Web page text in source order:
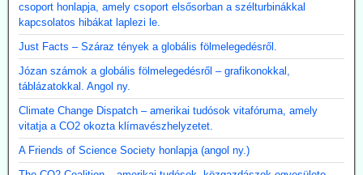
csoport honlapja, amely csoport elsősorban a szélturbinákkal
kapcsolatos hibákat laplezi le.
Just Facts – Száraz tények a globális fölmelegedésről.
Józan számok a globális fölmelegedésről – grafikonokkal,
táblázatokkal. Angol ny.
Climate Change Dispatch – amerikai tudósok vitafóruma, amely
vitatja a CO2 okozta klímavészhelyzetet.
A Friends of Science Society honlapja (angol ny.)